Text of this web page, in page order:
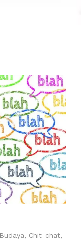
Budaya, Chit-chat,